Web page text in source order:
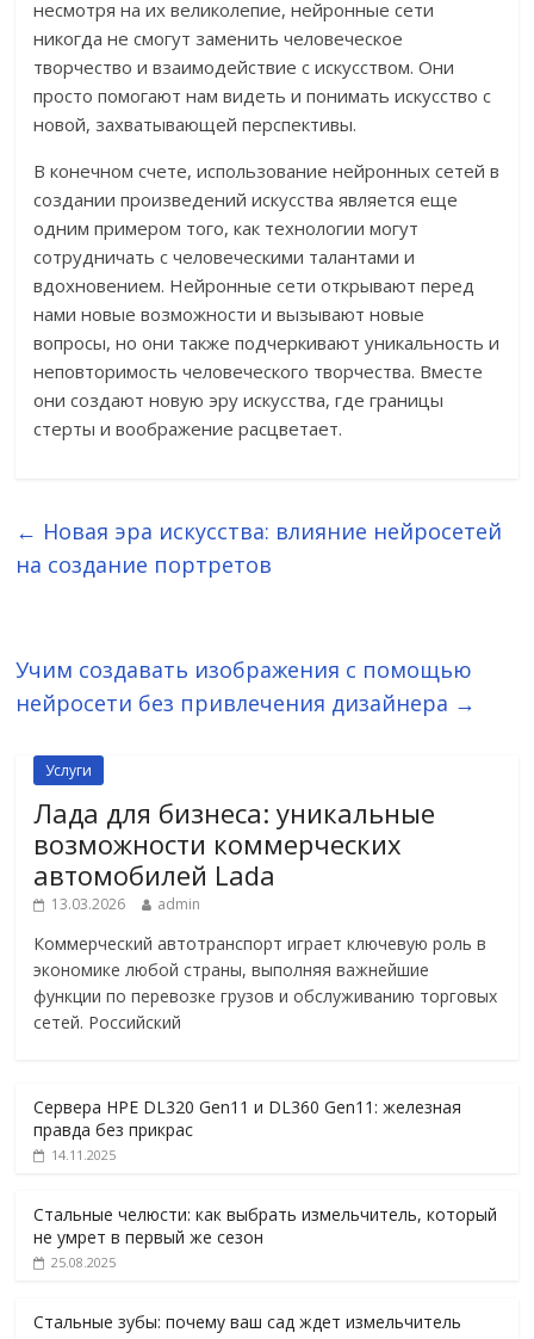
несмотря на их великолепие, нейронные сети
никогда не смогут заменить человеческое
творчество и взаимодействие с искусством. Они
просто помогают нам видеть и понимать искусство с
новой, захватывающей перспективы.
В конечном счете, использование нейронных сетей в
создании произведений искусства является еще
одним примером того, как технологии могут
сотрудничать с человеческими талантами и
вдохновением. Нейронные сети открывают перед
нами новые возможности и вызывают новые
вопросы, но они также подчеркивают уникальность и
неповторимость человеческого творчества. Вместе
они создают новую эру искусства, где границы
стерты и воображение расцветает.
← Новая эра искусства: влияние нейросетей
на создание портретов
Учим создавать изображения с помощью
нейросети без привлечения дизайнера →
Услуги
Лада для бизнеса: уникальные
возможности коммерческих
автомобилей Lada
13.03.2026 admin
Коммерческий автотранспорт играет ключевую роль в
экономике любой страны, выполняя важнейшие
функции по перевозке грузов и обслуживанию торговых
сетей. Российский
Сервера HPE DL320 Gen11 и DL360 Gen11: железная
правда без прикрас
14.11.2025
Стальные челюсти: как выбрать измельчитель, который
не умрет в первый же сезон
25.08.2025
Стальные зубы: почему ваш сад ждет измельчитель